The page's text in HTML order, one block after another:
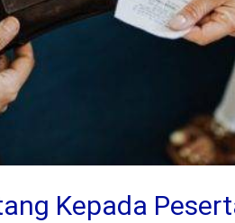
Kepada